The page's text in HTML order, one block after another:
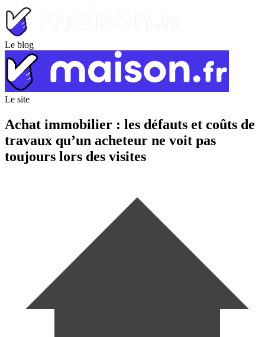
Le blog
Le site
Achat immobilier : les défauts et coûts de
travaux qu’un acheteur ne voit pas
toujours lors des visites